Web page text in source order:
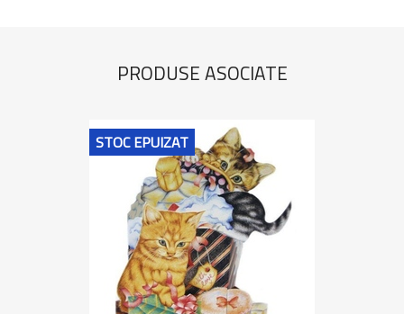
PRODUSE ASOCIATE
STOC EPUIZAT